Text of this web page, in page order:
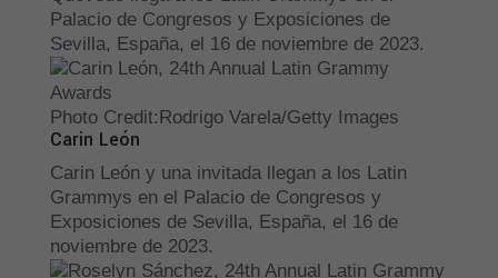
Palacio de Congresos y Exposiciones de
Sevilla, España, el 16 de noviembre de 2023.
Photo Credit:Rodrigo Varela/Getty Images
Carin León
Carin León y una invitada llegan a los Latin
Grammys en el Palacio de Congresos y
Exposiciones de Sevilla, España, el 16 de
noviembre de 2023.